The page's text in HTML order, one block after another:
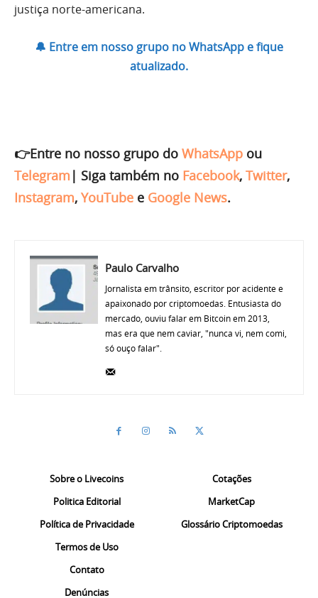
justiça norte-americana.
🔔 Entre em nosso grupo no WhatsApp e fique
atualizado.
👉Entre no nosso grupo do WhatsApp ou
Telegram | Siga também no Facebook, Twitter,
Instagram, YouTube e Google News.
Paulo Carvalho
Jornalista em trânsito, escritor por acidente e
apaixonado por criptomoedas. Entusiasta do
mercado, ouviu falar em Bitcoin em 2013,
mas era que nem caviar, "nunca vi, nem comi,
só ouço falar".
Sobre o Livecoins
Politica Editorial
Política de Privacidade
Termos de Uso
Contato
Denúncias
Cotações
MarketCap
Glossário Criptomoedas